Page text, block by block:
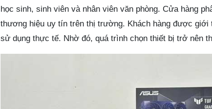
học sinh, sinh viên và nhân viên văn phòng. Cửa hàng
thương hiệu uy tín trên thị trường. Khách hàng được
sử dụng thực tế. Nhờ đó, quá trình chọn thiết bị trở nên